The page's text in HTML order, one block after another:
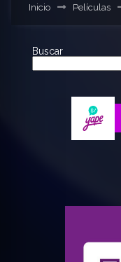
Inicio Películas
Buscar